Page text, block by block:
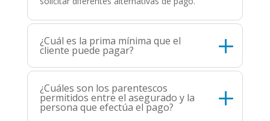
¿Cuál es la prima mínima que el
cliente puede pagar?
¿Cuáles son los parentescos
permitidos entre el asegurado y la
persona que efectúa el pago?